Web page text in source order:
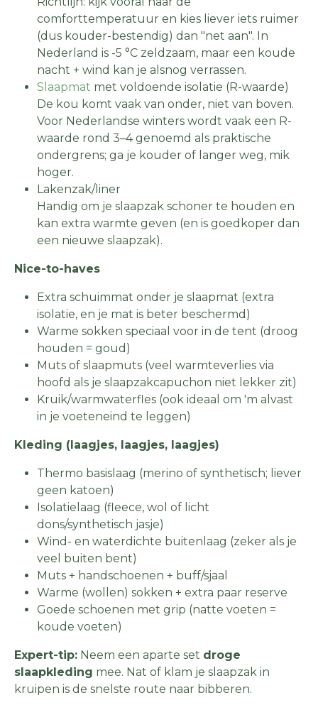
comforttemperatuur en kies liever iets ruimer
(dus kouder-bestendig) dan "net aan". In
Nederland is -5 °C zeldzaam, maar een koude
nacht + wind kan je alsnog verrassen.
Slaapmat met voldoende isolatie (R-waarde)
De kou komt vaak van onder, niet van boven.
Voor Nederlandse winters wordt vaak een R-
waarde rond 3–4 genoemd als praktische
ondergrens; ga je kouder of langer weg, mik
hoger.
Lakenzak/liner
Handig om je slaapzak schoner te houden en
kan extra warmte geven (en is goedkoper dan
een nieuwe slaapzak).
Nice-to-haves
Extra schuimmat onder je slaapmat (extra
isolatie, en je mat is beter beschermd)
Warme sokken speciaal voor in de tent (droog
houden = goud)
Muts of slaapmuts (veel warmteverlies via
hoofd als je slaapzakcapuchon niet lekker zit)
Kruik/warmwaterfles (ook ideaal om 'm alvast
in je voeteneind te leggen)
Kleding (laagjes, laagjes, laagjes)
Thermo basislaag (merino of synthetisch; liever
geen katoen)
Isolatielaag (fleece, wol of licht
dons/synthetisch jasje)
Wind- en waterdichte buitenlaag (zeker als je
veel buiten bent)
Muts + handschoenen + buff/sjaal
Warme (wollen) sokken + extra paar reserve
Goede schoenen met grip (natte voeten =
koude voeten)
Expert-tip: Neem een aparte set droge
slaapkleding mee. Nat of klam je slaapzak in
kruipen is de snelste route naar bibberen.